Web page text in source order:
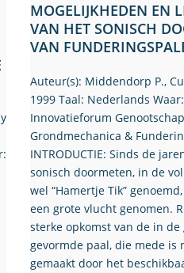
MOGELIJKHEDEN EN
VAN HET SONISCH
VAN
Auteur(s): Middendorp P.,
1999 Taal: Nederlands Waar:
Innovatieforum Genootschap
Grondmechanica &
INTRODUCTIE: Sinds de
sonisch doormeten, in de
wel “Hamertje Tik”
een grote vlucht genomen.
sterke opkomst van de in de
gevormde paal, die mede is
gemaakt door het